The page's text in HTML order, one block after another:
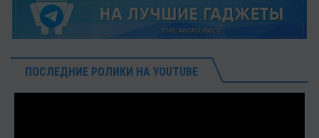
ПОСЛЕДНИЕ РОЛИКИ НА YOUTUBE